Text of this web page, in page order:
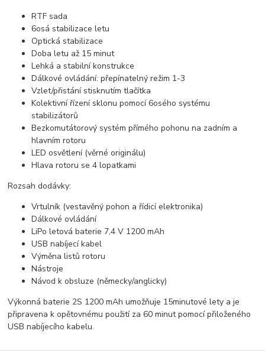
RTF sada
6osá stabilizace letu
Optická stabilizace
Doba letu až 15 minut
Lehká a stabilní konstrukce
Dálkové ovládání: přepínatelný režim 1-3
Vzlet/přistání stisknutím tlačítka
Kolektivní řízení sklonu pomocí 6osého systému
stabilizátorů
Bezkomutátorový systém přímého pohonu na zadním a
hlavním rotoru
LED osvětlení (věrné originálu)
Hlava rotoru se 4 lopatkami
Rozsah dodávky:
Vrtulník (vestavěný pohon a řídicí elektronika)
Dálkové ovládání
LiPo letová baterie 7,4 V 1200 mAh
USB nabíjecí kabel
Výměna listů rotoru
Nástroje
Návod k obsluze (německy/anglicky)
Výkonná baterie 2S 1200 mAh umožňuje 15minutové lety a je
připravena k opětovnému použití za 60 minut pomocí přiloženého
USB nabíjecího kabelu.